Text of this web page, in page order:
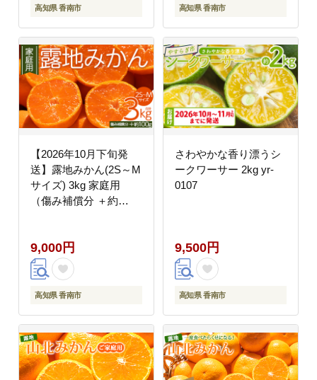
高知県 香南市 高知県 香南市
【2026年10月下旬発
送】露地みかん(2S～M
サイズ) 3kg 家庭用
（傷み補償分 ＋約
9,000円
高知県 香南市
さわやかな香り漂うシ
ークワーサー 2kg yr-
0107
9,500円
高知県 香南市